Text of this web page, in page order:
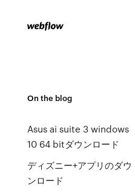
On the blog
Asus ai suite 3 windows
10 64 bitダウンロード
ディズニー+アプリのダウ
ンロード